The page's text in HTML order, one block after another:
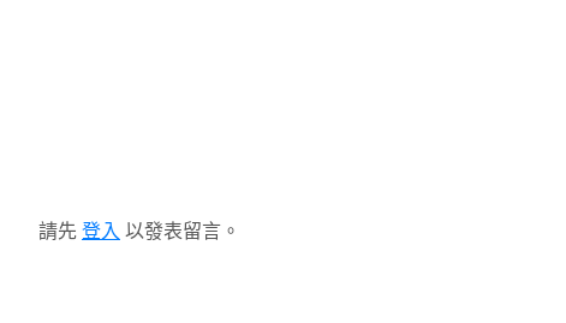
請先 登入 以發表留言。